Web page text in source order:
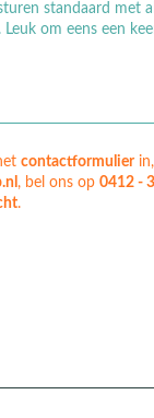
standaard met
Leuk om eens een
contactformulierin,
, bel ons op 0412 -
.